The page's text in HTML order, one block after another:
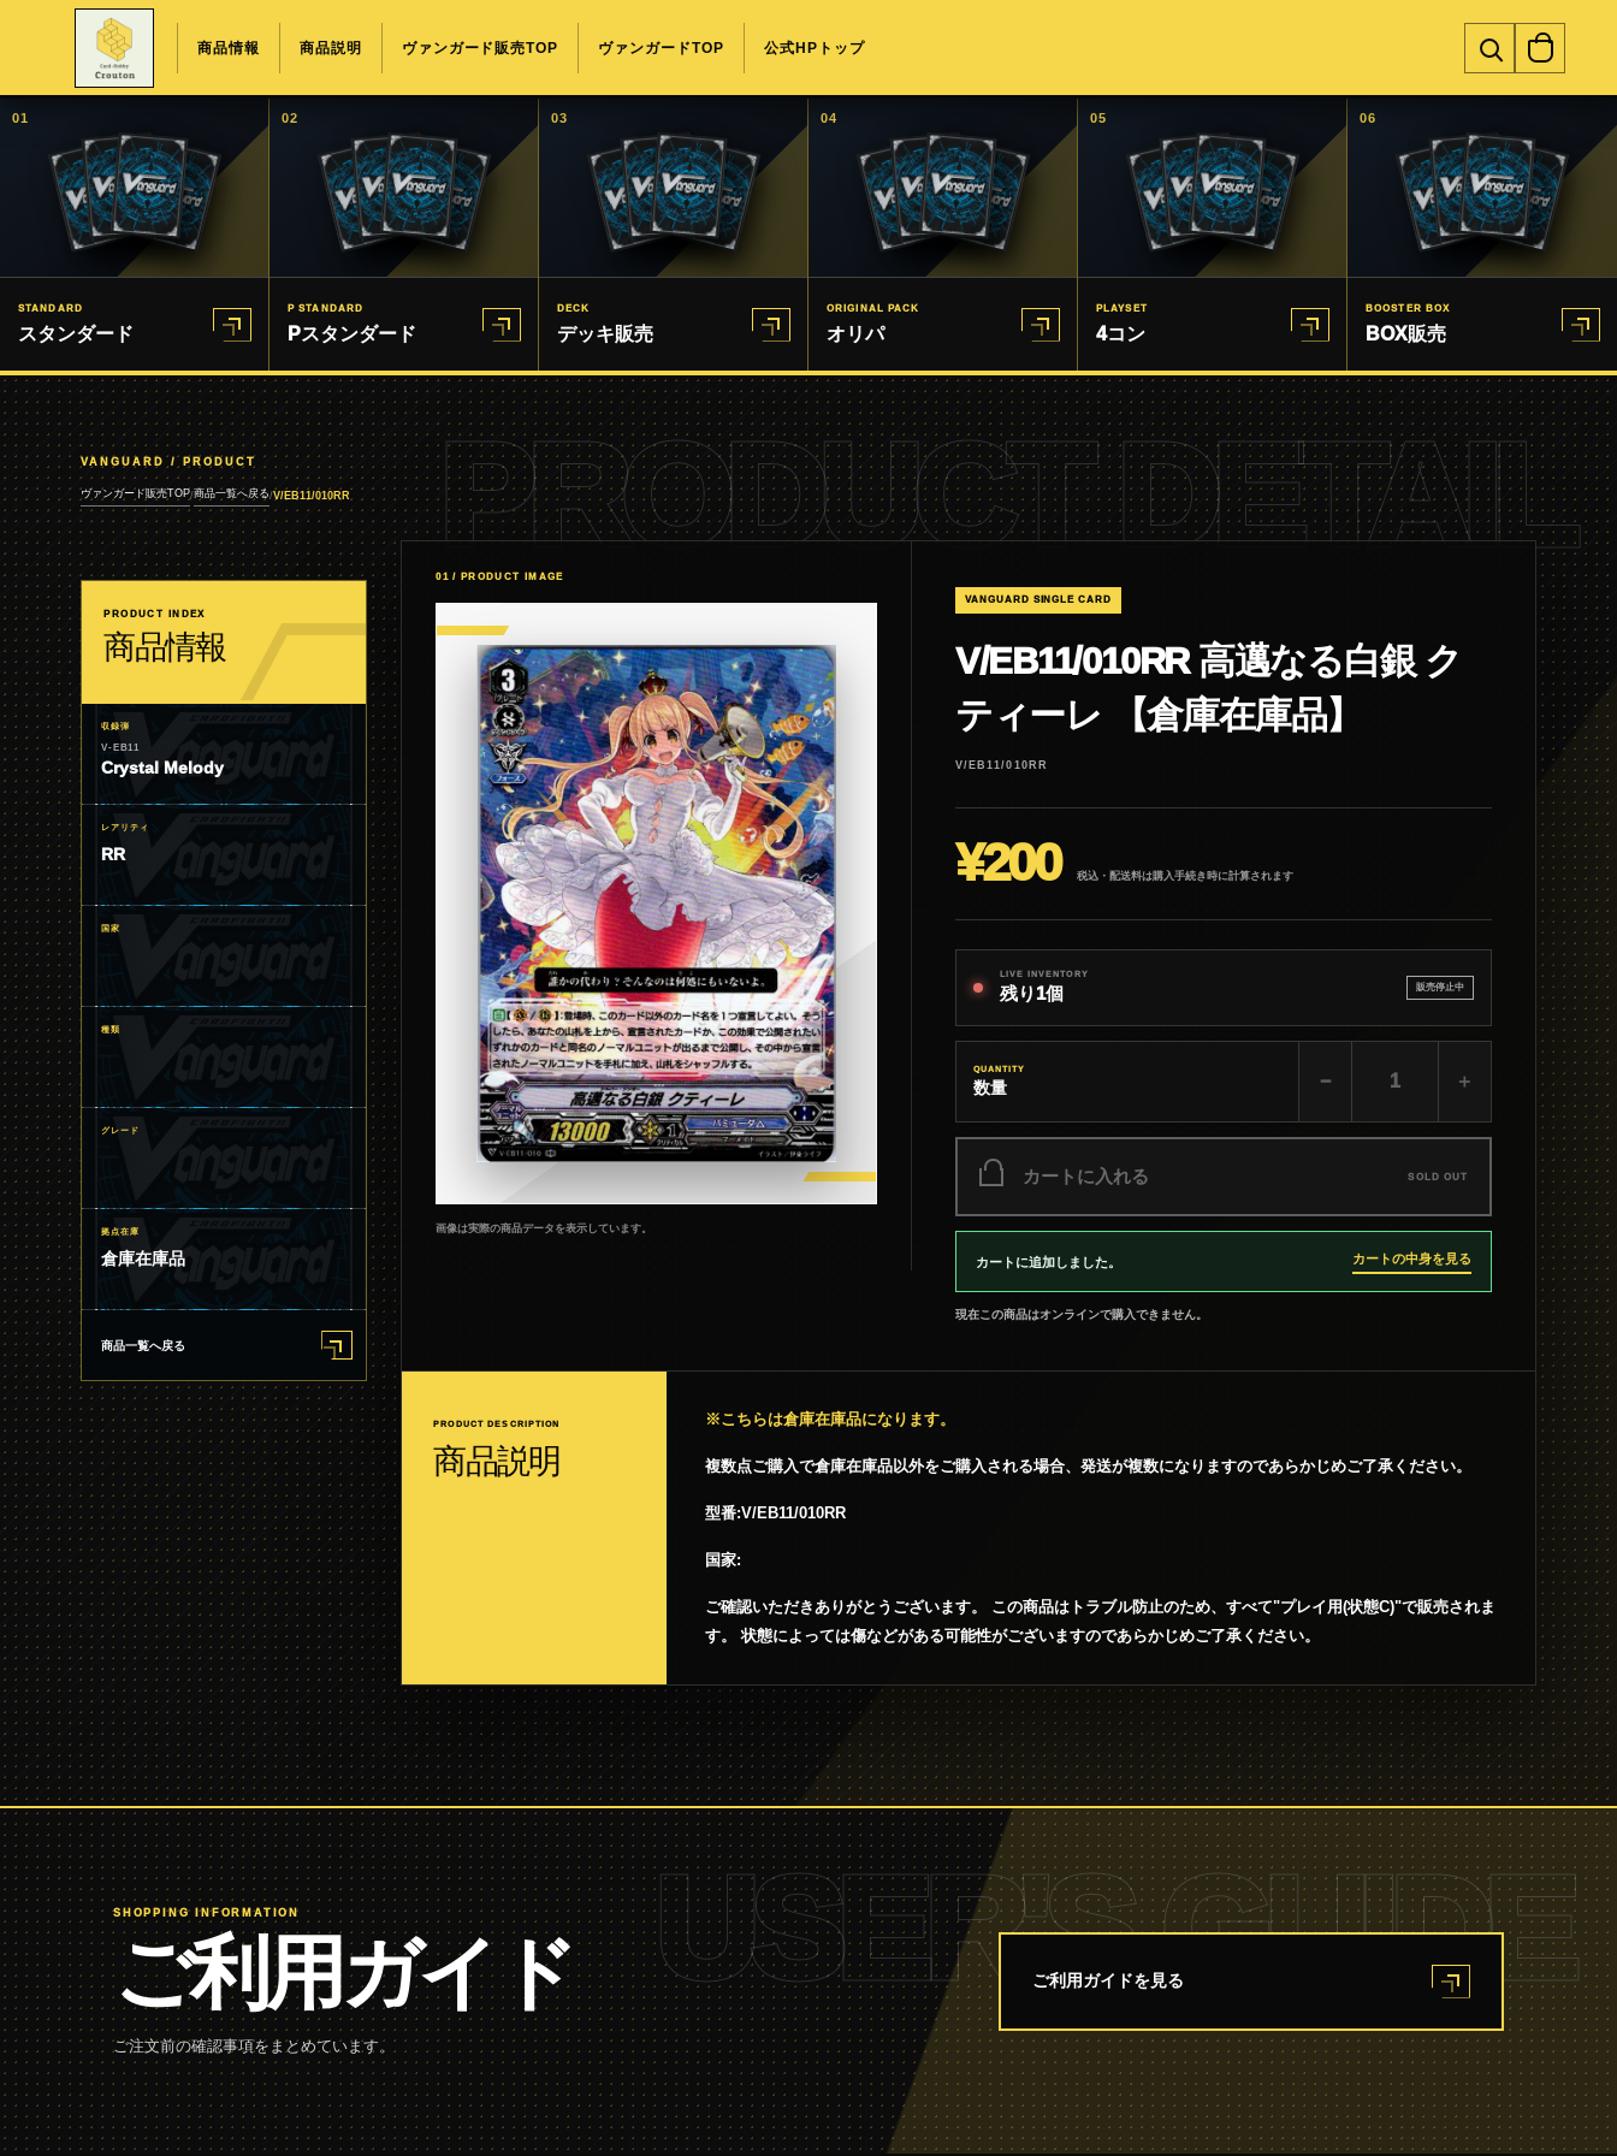
商品情報 商品説明 ヴァンガード販売TOP ヴァンガードTOP 公式HPトップ
01
STANDARD
スタンダード
02
P STANDARD
Pスタンダード
03
DECK
デッキ販売
04
ORIGINAL PACK
オリパ
05
PLAYSET
4コン
06
BOOSTER BOX
BOX販売
PRODUCT DETAIL
VANGUARD / PRODUCT
ヴァンガード販売TOP/商品一覧へ戻る/V/EB11/010RR
PRODUCT INDEX
商品情報
収録弾
V-EB11
Crystal Melody
レアリティ
RR
国家
種類
グレード
拠点在庫
倉庫在庫品
商品一覧へ戻る
01 / PRODUCT IMAGE
画像は実際の商品データを表示しています。
VANGUARD SINGLE CARD
V/EB11/010RR 高邁なる白銀 ク
ティーレ 【倉庫在庫品】
V/EB11/010RR
¥200 税込・配送料は購入手続き時に計算されます
LIVE INVENTORY
残り1個 販売停止中
QUANTITY
数量 − ＋
カートに入れる SOLD OUT
カートに追加しました。 カートの中身を見る
現在この商品はオンラインで購入できません。
PRODUCT DESCRIPTION
商品説明
※こちらは倉庫在庫品になります。
複数点ご購入で倉庫在庫品以外をご購入される場合、発送が複数になりますのであらかじめご了承ください。
型番:V/EB11/010RR
国家:
ご確認いただきありがとうございます。 この商品はトラブル防止のため、すべて"プレイ用(状態C)"で販売されま
す。 状態によっては傷などがある可能性がございますのであらかじめご了承ください。
USER'S GUIDE
SHOPPING INFORMATION
ご利用ガイド
ご注文前の確認事項をまとめています。
ご利用ガイドを見る